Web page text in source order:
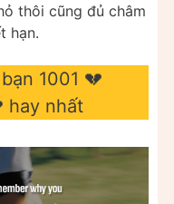
thôi cũng đủ châm
hạn.
1001 💔
hay nhất